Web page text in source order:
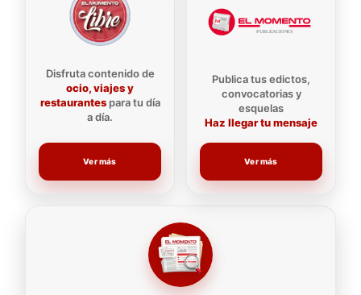
Disfruta contenido de
ocio, viajes y
restaurantespara tu día
a día.
Ver más
Publica tus edictos,
convocatorias y
esquelas
Haz llegar tu mensaje
Ver más